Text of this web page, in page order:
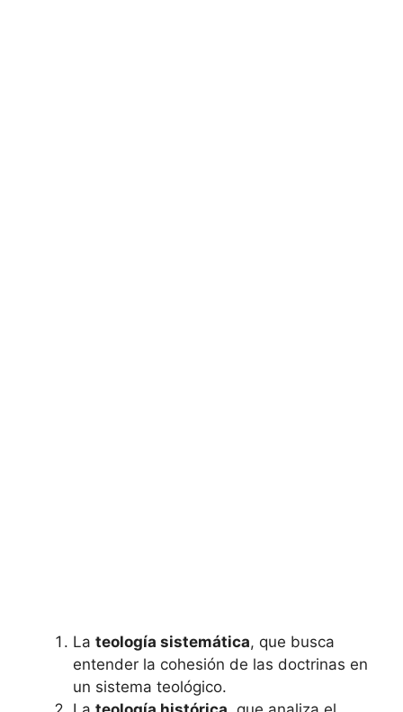
La teología sistemática, que busca
entender la cohesión de las doctrinas en
un sistema teológico.